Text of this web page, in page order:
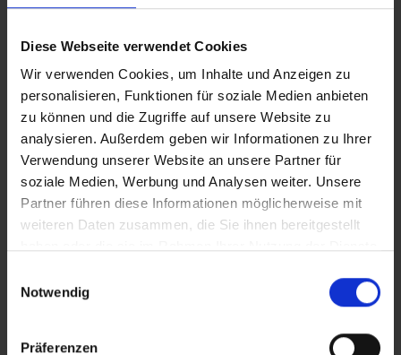
Diese Webseite verwendet Cookies
Wir verwenden Cookies, um Inhalte und Anzeigen zu
personalisieren, Funktionen für soziale Medien anbieten
zu können und die Zugriffe auf unsere Website zu
analysieren. Außerdem geben wir Informationen zu Ihrer
Verwendung unserer Website an unsere Partner für
soziale Medien, Werbung und Analysen weiter. Unsere
Partner führen diese Informationen möglicherweise mit
weiteren Daten zusammen, die Sie ihnen bereitgestellt
Notwendig
Präferenzen
Niedrig
Mittel
Hoch
Sehr hoch
Blütezeit